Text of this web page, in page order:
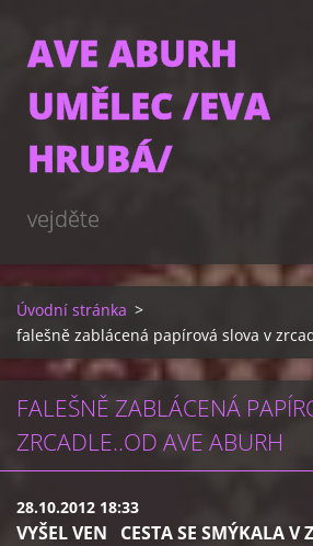
AVE ABURH
UMĚLEC /EVA
HRUBÁ/
vejděte
Úvodní stránka >
falešně zablácená papírová slova v
FALEŠNĚ ZABLÁCENÁ
ZRCADLE..OD AVE ABURH
28.10.2012 18:33
VYŠEL VEN CESTA SE SMÝKALA V